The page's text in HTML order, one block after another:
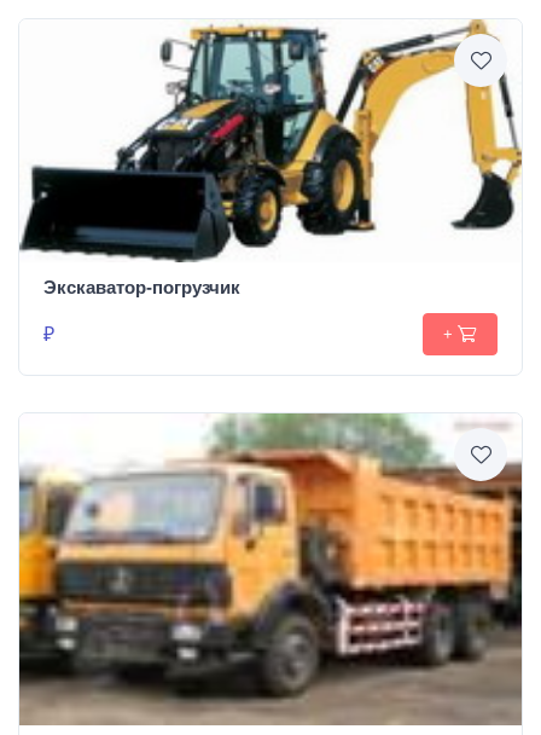
Экскаватор-погрузчик
₽ +